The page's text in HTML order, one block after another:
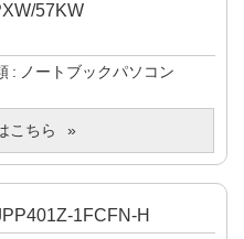
57KW
ノートブックパソコン
こちら
1FCFN-H